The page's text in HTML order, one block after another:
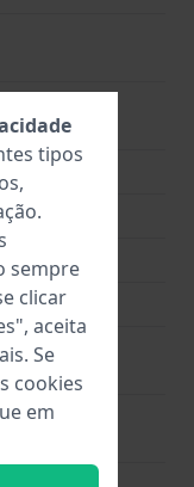
tipos
sempre
clicar
aceita
Se
cookies
em